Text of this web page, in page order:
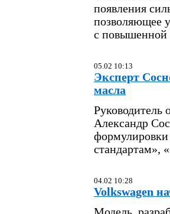
появления
позволяющее
с повышенной
05.02 10:13
Эксперт
масла
Руководитель
Александр
формулировки
стандартам»,
04.02 10:28
Volkswagen